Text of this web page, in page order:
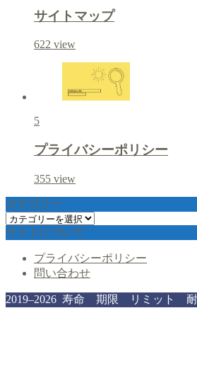
サイトマップ
622 view
5
プライバシーポリシー
355 view
カテゴリー
カ
テ
サイトについて
プライバシーポリシー
問い合わせ
2019–2026 寿命 期限 リミット 耐